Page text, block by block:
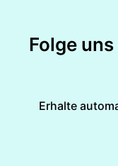
Folge
Erhalte